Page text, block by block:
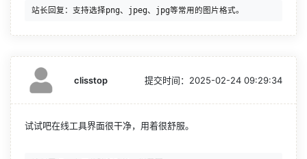
clisstop 提交时间： 2025-02-24 09:29:34
试试吧在线工具界面很干净，用着很舒服。